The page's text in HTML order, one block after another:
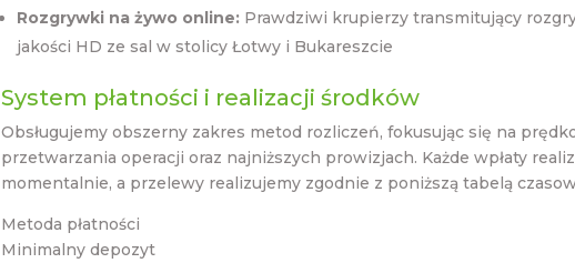
Rozgrywki na żywo online: Prawdziwi krupierzy transmitujący
jakości HD ze sal w stolicy Łotwy i Bukareszcie
System płatności i realizacji środków
Obsługujemy obszerny zakres metod rozliczeń, fokusując się na
przetwarzania operacji oraz najniższych prowizjach. Każde wpłaty
momentalnie, a przelewy realizujemy zgodnie z poniższą tabelą
Metoda płatności
Minimalny depozyt